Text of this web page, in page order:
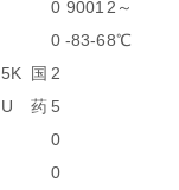
0
0
9001
-83-6
2～
8℃
5K
U
国
药
2
5
0
0